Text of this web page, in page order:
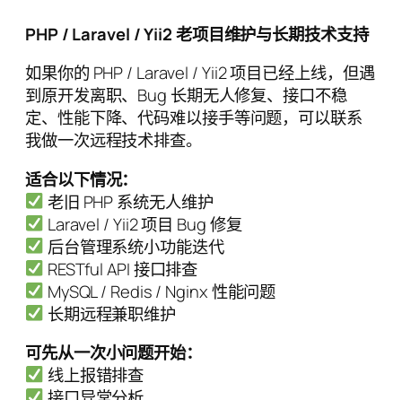
PHP / Laravel / Yii2 老项目维护与长期技术支持
如果你的 PHP / Laravel / Yii2 项目已经上线，但遇
到原开发离职、Bug 长期无人修复、接口不稳
定、性能下降、代码难以接手等问题，可以联系
我做一次远程技术排查。
适合以下情况：
老旧 PHP 系统无人维护
Laravel / Yii2 项目 Bug 修复
后台管理系统小功能迭代
RESTful API 接口排查
MySQL / Redis / Nginx 性能问题
长期远程兼职维护
可先从一次小问题开始：
线上报错排查